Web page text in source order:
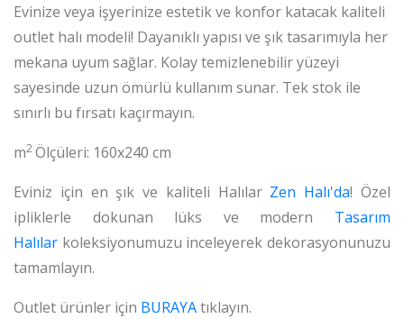
Evinize veya işyerinize estetik ve konfor katacak kaliteli
outlet halı modeli! Dayanıklı yapısı ve şık tasarımıyla her
mekana uyum sağlar. Kolay temizlenebilir yüzeyi
sayesinde uzun ömürlü kullanım sunar. Tek stok ile
sınırlı bu fırsatı kaçırmayın.
m2Ölçüleri: 160x240 cm
Eviniz için en şık ve kaliteli Halılar Zen Halı'da! Özel
ipliklerle dokunan lüks ve modern Tasarım
Halılar koleksiyonumuzu inceleyerek dekorasyonunuzu
tamamlayın.
Outlet ürünler için BURAYAtıklayın.